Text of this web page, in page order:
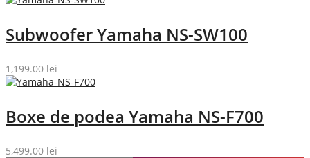
Subwoofer Yamaha NS-SW100
1,199.00 lei
Boxe de podea Yamaha NS-F700
5,499.00 lei